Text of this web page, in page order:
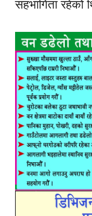
सहभागिता रहेको